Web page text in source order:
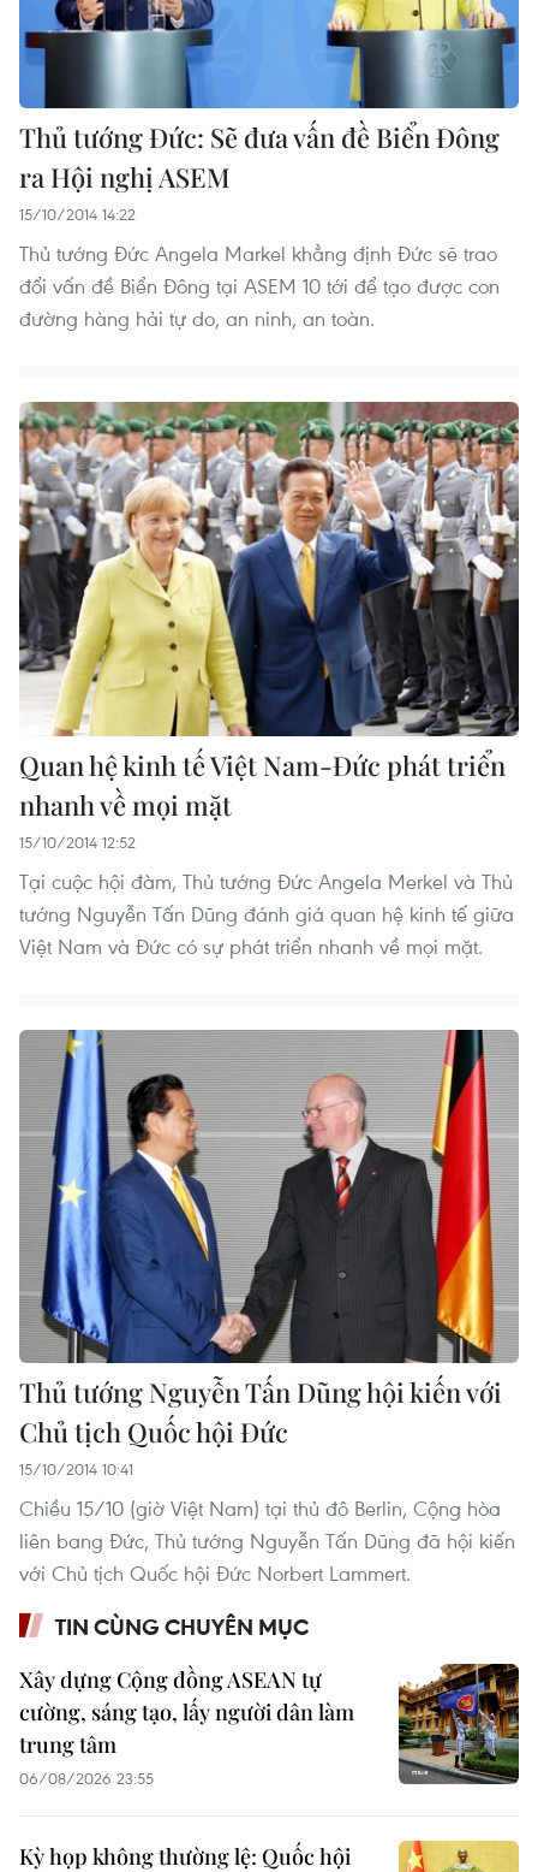
Thủ tướng Đức: Sẽ đưa vấn đề Biển Đông
ra Hội nghị ASEM
15/10/2014 14:22
Thủ tướng Đức Angela Markel khẳng định Đức sẽ trao
đổi vấn đề Biển Đông tại ASEM 10 tới để tạo được con
đường hàng hải tự do, an ninh, an toàn.
Quan hệ kinh tế Việt Nam-Đức phát triển
nhanh về mọi mặt
15/10/2014 12:52
Tại cuộc hội đàm, Thủ tướng Đức Angela Merkel và Thủ
tướng Nguyễn Tấn Dũng đánh giá quan hệ kinh tế giữa
Việt Nam và Đức có sự phát triển nhanh về mọi mặt.
Thủ tướng Nguyễn Tấn Dũng hội kiến với
Chủ tịch Quốc hội Đức
15/10/2014 10:41
Chiều 15/10 (giờ Việt Nam) tại thủ đô Berlin, Cộng hòa
liên bang Đức, Thủ tướng Nguyễn Tấn Dũng đã hội kiến
với Chủ tịch Quốc hội Đức Norbert Lammert.
TIN CÙNG CHUYÊN MỤC
Xây dựng Cộng đồng ASEAN tự
cường, sáng tạo, lấy người dân làm
trung tâm
06/08/2026 23:55
Kỳ họp không thường lệ: Quốc hội